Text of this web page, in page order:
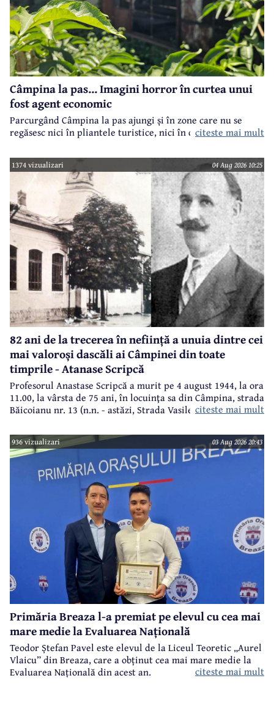
Câmpina la pas... Imagini horror în curtea unui
fost agent economic
Parcurgând Câmpina la pas ajungi și în zone care nu se
regăsesc nici în pliantele turistice, nici în cele.. electorale.
citeste mai mult
1374 vizualizari 04 Aug 2026 10:25
82 ani de la trecerea în neființă a unuia dintre cei
mai valoroși dascăli ai Câmpinei din toate
timprile - Atanase Scripcă
Profesorul Anastase Scripcă a murit pe 4 august 1944, la ora
11.00, la vârsta de 75 ani, în locuinţa sa din Câmpina, strada
Băicoianu nr. 13 (n.n. - astăzi, Strada Vasile Alecsandri).
Ulterior, meşterul popular Nicolae Goage aşează aici, în
memoria sa şi a soţiei, Maria Scripcă, o troiţă din lemn
sculptat,care astăzi, din păcate, nu mai există.
citeste mai mult
936 vizualizari 03 Aug 2026 20:43
Primăria Breaza l-a premiat pe elevul cu cea mai
mare medie la Evaluarea Națională
Teodor Ștefan Pavel este elevul de la Liceul Teoretic „Aurel
Vlaicu” din Breaza, care a obținut cea mai mare medie la
Evaluarea Națională din acest an.
citeste mai mult